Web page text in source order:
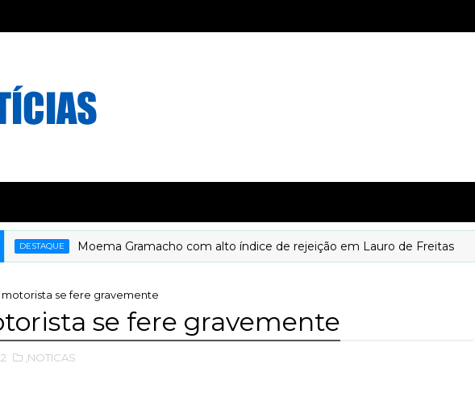
DESTAQUE Moema Gramacho com alto índice de rejeição em Lauro de Freitas
motorista se fere gravemente
se fere gravemente
,NOTICAS